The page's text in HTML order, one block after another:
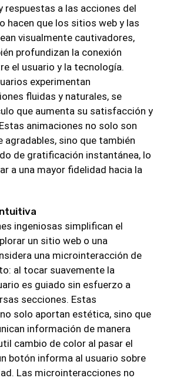
respuestas a las acciones del
hacen que los sitios web y las
visualmente cautivadores,
profundizan la conexión
el usuario y la tecnología.
experimentan
fluidas y naturales, se
que aumenta su satisfacción y
animaciones no solo son
sino que también
de gratificación instantánea, lo
a una mayor fidelidad hacia la
ingeniosas simplifican el
un sitio web o una
una microinteracción de
al tocar suavemente la
es guiado sin esfuerzo a
secciones. Estas
solo aportan estética, sino que
información de manera
cambio de color al pasar el
botón informa al usuario sobre
Las microinteracciones no